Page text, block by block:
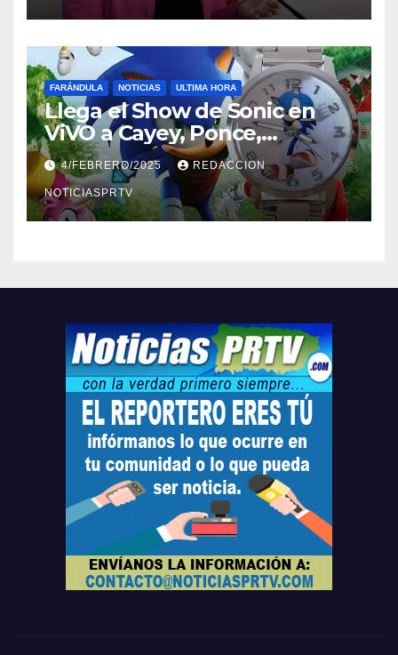
FARÁNDULA NOTICIAS ULTIMA HORA
Llega el Show de Sonic en
ViVO a Cayey, Ponce,
Barceloneta y Humacao,
Relojes gratis para el que
compre ahora….
4/FEBRERO/2025 REDACCION
NOTICIASPRTV